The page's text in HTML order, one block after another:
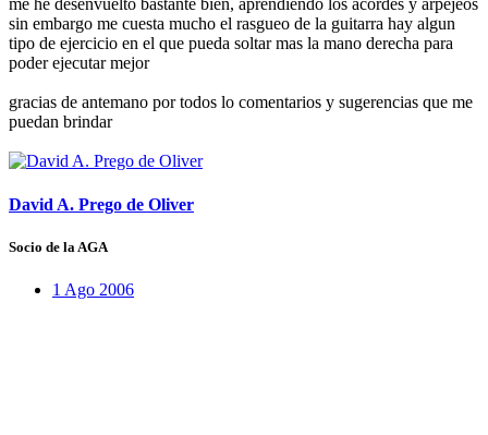
me he desenvuelto bastante bien, aprendiendo los acordes y arpejeos
sin embargo me cuesta mucho el rasgueo de la guitarra hay algun
tipo de ejercicio en el que pueda soltar mas la mano derecha para
poder ejecutar mejor
gracias de antemano por todos lo comentarios y sugerencias que me
puedan brindar
David A. Prego de Oliver
Socio de la AGA
1 Ago 2006